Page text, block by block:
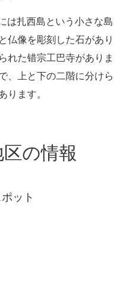
は扎西島という小さな島
仏像を彫刻した石があり
れた错宗工巴寺がありま
、上と下の二階に分けら
ります。
の情報
ット